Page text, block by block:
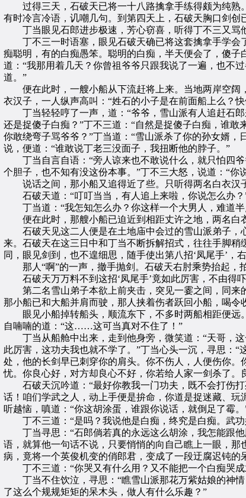
过得三天，石破天已将一十八路擒拿手练得颇为纯熟
有时冷言冷语，讥嘲几句。到第四天上，石破天胸口剑创
丁当眼见石郎进步极速，芳心窃喜，听得丁不三又骂
丁不三一时语塞，眼见石破天确已将这套擒拿手学会
痴聪明，有的白痴愚笨。聪明的白痴，半天便会了，傻
道：“我那用着几天？你曾祖爷爷只跟我说了一遍，也不
道。”
便在此时，一艘小船从下流赶将上来。当地两岸空阔
衣汉子，一人纵声高叫：“姓石的小子是在前面船上么？
丁当轻轻哼了一声，道：“爷爷，雪山派有人追赶石郎
还是捉傻子白痴？”丁不三道：“自然是捉傻子白痴，谁敢
你敢绕弯子骂爷爷？”丁当道：“雪山派杀了你的孙女婿
说，便道：“谁敢说丁老三没面子，我扭断他的脖子。”
丁当自言自语：“旁人谅来也不敢说什么，就只怕四爷
个胆子，也不知有没这份本事。”丁不三大怒，说道：“
说话之间，那小船又追得近了些。只听得两名白衣汉
石破天道：“叮叮当当，有人追上来啦，你说怎么办？
丁当道：“我怎知怎么办？你这样一个大男人，难道半
便在此时，那艘小船已迫近到相距丈许之地，两名白
石破天见这二人便是在土地庙中会过的雪山派弟子，
来。石破天在这三日中和丁当不断拆解招式，往往手脚
同，眼见剑到，也不遑细思，随手使出第八招‘凤尾手’，
那人“啊”的一声，撤手抛剑。石破天右肘乘势抬起，
石破天万万料不到这招‘凤尾手’竟如此厉害，不由得吓
第二名雪山弟子本欲上前夹击，突见一霎之间，同来
那小船已和大船并肩而驶，那人挟着伤者跃回小船，喝令
眼见小船掉转船头，顺流东下，不多时两船相距便远
自喃喃的道：“这……这可当真对不住了！”
丁当从船舱中出来，走到他身旁，微笑道：“天哥，这
此厉害，这功夫我也就不学了。”丁当心头一沉，寻思：
处，他的长剑早已刺穿你的肩头。你不伤人，人便伤你
忧。你良心好，对方却良心不好，你若给人家一剑杀了。
石破天沉吟道：“最好你教我一门功夫，既不会打伤打
话！咱们学武之人，动上手便是拚命，你道是捉迷藏、
听越恼，嗔道：“你这胡涂蛋，谁跟你说话，就倒足了霉
丁不三道：“是吗？我说他是白痴，终究是白痴。武功
丁当寻思：“石郎倘若真的永远这么胡涂，我怎能跟他
语，就算他一句话不说，只要悄悄的向自己瞧上一眼，
病，竟将一个英俊机变的俏郎君，变成了一段迂腐迟钝的
丁不三道：“你哭又有什么用？又不能把一个白痴哭成
丁当不住饮泣，寻思：“瞧雪山派那花万紫姑娘的神情
了这么个规规矩矩的呆木头，做人有什么乐趣？”